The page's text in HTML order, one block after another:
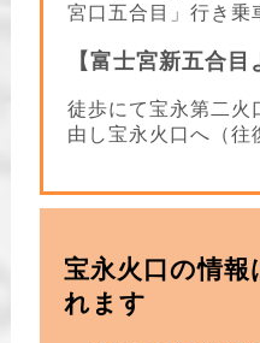
宮口五合目」行き乗
【富士宮新五合目
徒歩にて宝永第二火
由し宝永火口へ（往
宝永火口の情
れます